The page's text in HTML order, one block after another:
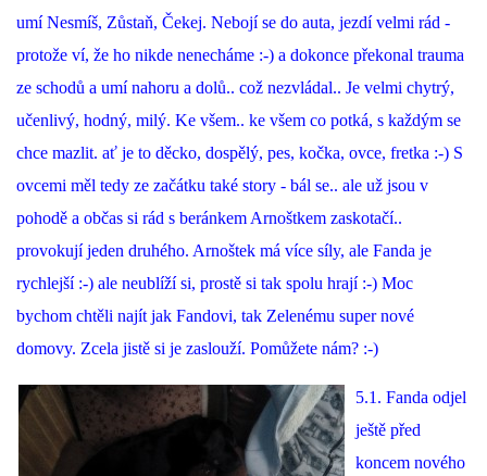
umí Nesmíš, Zůstaň, Čekej. Nebojí se do auta, jezdí velmi rád -
protože ví, že ho nikde nenecháme :-) a dokonce překonal trauma
ze schodů a umí nahoru a dolů.. což nezvládal.. Je velmi chytrý,
učenlivý, hodný, milý. Ke všem.. ke všem co potká, s každým se
chce mazlit. ať je to děcko, dospělý, pes, kočka, ovce, fretka :-) S
ovcemi měl tedy ze začátku také story - bál se.. ale už jsou v
pohodě a občas si rád s beránkem Arnoštkem zaskotačí..
provokují jeden druhého. Arnoštek má více síly, ale Fanda je
rychlejší :-) ale neublíží si, prostě si tak spolu hrají :-) Moc
bychom chtěli najít jak Fandovi, tak Zelenému super nové
domovy. Zcela jistě si je zaslouží. Pomůžete nám? :-)
5.1. Fanda odjel
ještě před
koncem nového